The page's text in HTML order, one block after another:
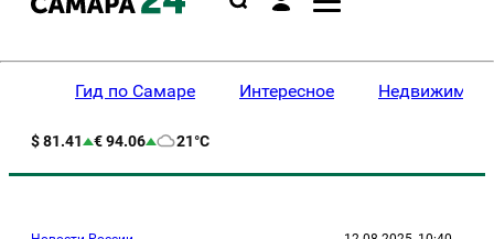
Гид по Самаре Интересное
$ 81.41 € 94.06 21°C